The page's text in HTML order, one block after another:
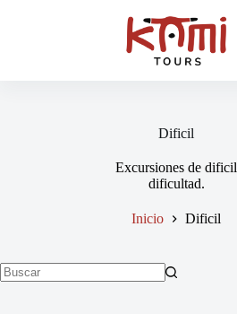
Dificil
Excursiones de dificil
dificultad.
Inicio Dificil